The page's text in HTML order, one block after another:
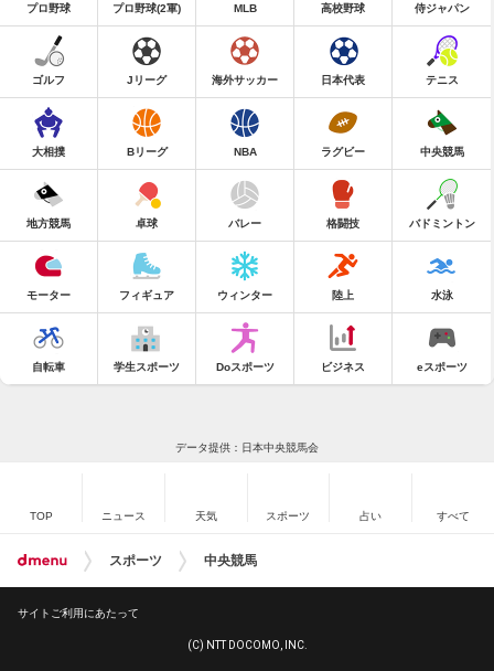
プロ野球 プロ野球(2軍) MLB 高校野球 侍ジャパン
ゴルフ Jリーグ 海外サッカー 日本代表 テニス
大相撲 Bリーグ NBA ラグビー 中央競馬
地方競馬 卓球 バレー 格闘技 バドミントン
モーター フィギュア ウィンター 陸上 水泳
自転車 学生スポーツ Doスポーツ ビジネス eスポーツ
データ提供：日本中央競馬会
TOP ニュース 天気 スポーツ 占い すべて
スポーツ 中央競馬
サイトご利用にあたって
(C) NTT DOCOMO, INC.